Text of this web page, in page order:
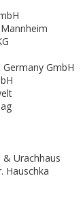
GmbH
& Urachhaus
Hauschka